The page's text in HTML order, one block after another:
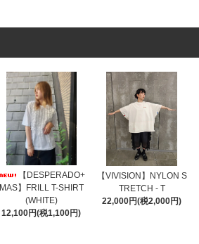
【DESPERADO+
MAS】FRILL T-SHIRT
(WHITE)
12,100円(税1,100円)
【VIVISION】NYLON S
TRETCH - T
22,000円(税2,000円)